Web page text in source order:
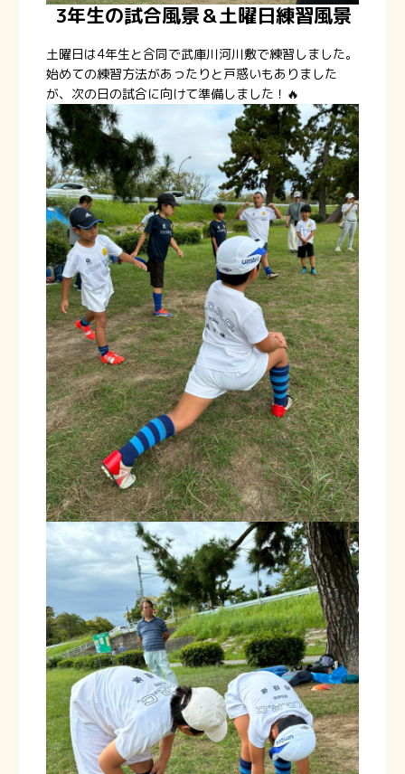
3年生の試合風景＆土曜日練習風景
土曜日は4年生と合同で武庫川河川敷で練習しました。
始めての練習方法があったりと戸惑いもありました
が、次の日の試合に向けて準備しました！🔥